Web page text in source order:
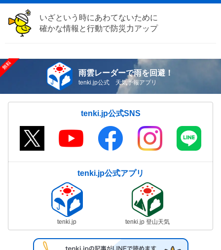
いざという時にあわてないために
確かな情報と行動で防災力アップ
雨雲レーダーで雨を回避！
tenki.jp公式 天気予報アプリ
tenki.jp公式SNS
tenki.jp公式アプリ
tenki.jp tenki.jp 登山天気